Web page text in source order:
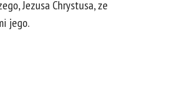
Jezusa Chrystusa, ze
jego.